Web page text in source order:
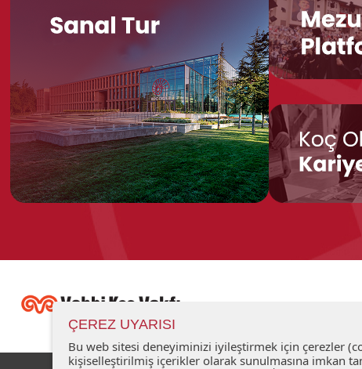
ÇEREZ UYARISI
Bu web sitesi deneyiminizi iyileştirmek için çerezler
kişiselleştirilmiş içerikler olarak sunulmasına imkan